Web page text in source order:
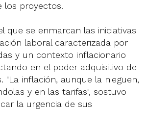
los proyectos.
que se enmarcan las iniciativas
laboral caracterizada por
y un contexto inflacionario
en el poder adquisitivo de
"La inflación, aunque la nieguen,
y en las tarifas", sostuvo
la urgencia de sus